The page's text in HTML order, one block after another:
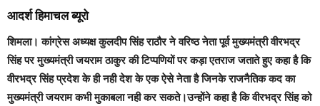
आदर्श हिमाचल ब्यूरो
शिमला। कांग्रेस अध्यक्ष कुलदीप सिंह राठौर ने वरिष्ठ नेता पूर्व मुख्यमंत्री वीरभद्र
सिंह पर मुख्यमंत्री जयराम ठाकुर की टिप्पणियों पर कड़ा एतराज जताते हुए कहा है कि
वीरभद्र सिंह प्रदेश के ही नही देश के एक ऐसे नेता है जिनके राजनैतिक कद का
मुख्यमंत्री जयराम कभी मुकाबला नही कर सकते।उन्होंने कहा है कि वीरभद्र सिंह को